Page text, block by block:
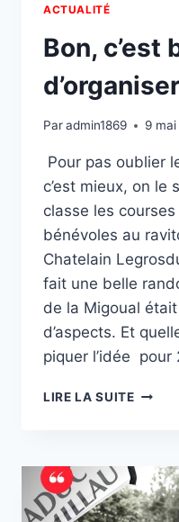
ACTUALITÉ
Bon, c’est
Paradmin1869 9
Pour pas oublier
c’est mieux, on le
classe les
bénévoles au
Chatelain
fait une belle
de la Migoual
d’aspects. Et
piquer l’idée pour
LIRE LA SUITEBON,